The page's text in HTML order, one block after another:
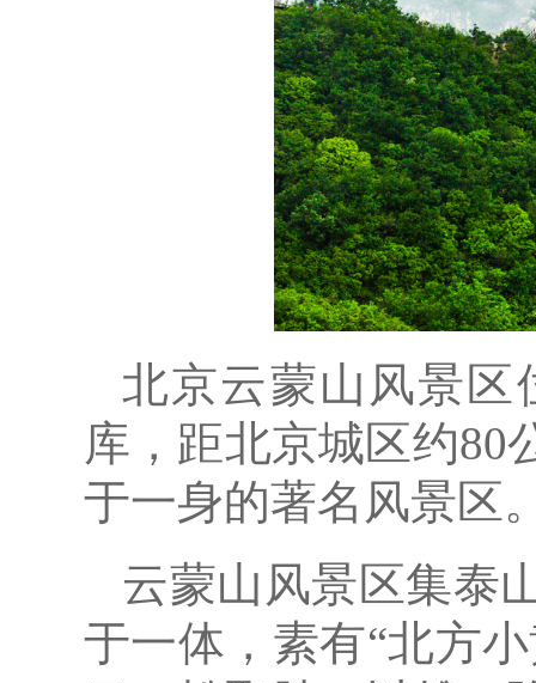
北京云蒙山风景区
库，距北京城区约80
于一身的著名风景区
云蒙山风景区集泰
于一体，素有“北方